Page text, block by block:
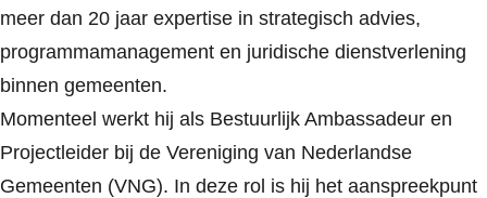
meer dan 20 jaar expertise in strategisch advies,
programmamanagement en juridische dienstverlening
binnen gemeenten.
Momenteel werkt hij als Bestuurlijk Ambassadeur en
Projectleider bij de Vereniging van Nederlandse
Gemeenten (VNG). In deze rol is hij het aanspreekpunt